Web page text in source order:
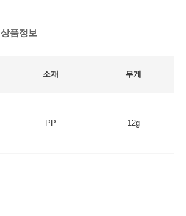
상품정보
소재 무게
PP 12g